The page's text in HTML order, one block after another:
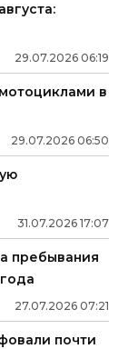
29.07.2026 06:19
в
29.07.2026 06:50
31.07.2026 17:07
пребывания
27.07.2026 07:21
почти